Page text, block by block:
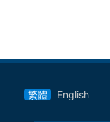
繁體 English